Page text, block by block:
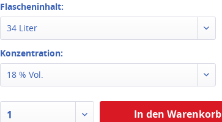
Flascheninhalt:
34 Liter
Konzentration:
18 % Vol.
1 In den Warenkorb